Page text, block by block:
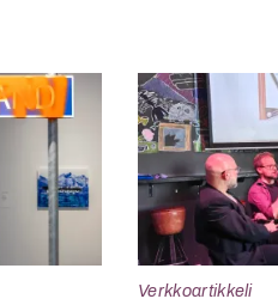
Verkkoartikkeli